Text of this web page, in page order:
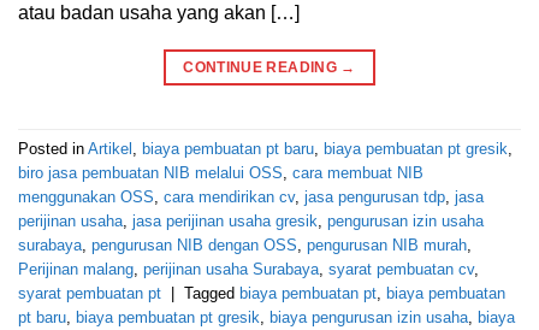
atau badan usaha yang akan […]
CONTINUE READING →
Posted in Artikel biaya pembuatan pt baru biaya pembuatan pt gresik
biro jasa pembuatan NIB melalui OSS cara membuat NIB
menggunakan OSS cara mendirikan cv, jasa pengurusan tdp jasa
perijinan usaha jasa perijinan usaha gresik pengurusan izin usaha
surabaya pengurusan NIB dengan OSS pengurusan NIB murah
Perijinan malang perijinan usaha Surabaya syarat pembuatan cv,
syarat pembuatan pt
Tagged biaya pembuatan pt
biaya pembuatan
pt baru
biaya pembuatan pt gresik biaya pengurusan izin usaha
biaya